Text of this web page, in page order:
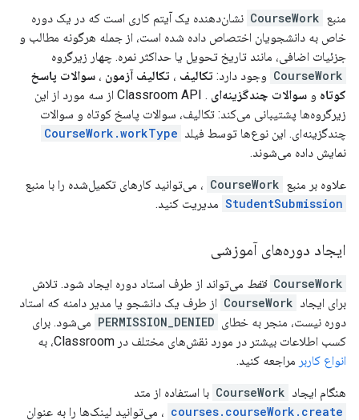
منبع CourseWork نشان‌دهنده یک آیتم کاری است که در یک دوره
خاص به دانشجویان اختصاص داده شده است، از جمله هرگونه مطالب و
جزئیات اضافی، مانند تاریخ تحویل یا حداکثر نمره. چهار زیرگروه
CourseWork وجود دارد: تکالیف ، تکالیف آزمون ، سوالات پاسخ
کوتاه و سوالات چندگزینه‌ای
. Classroom API از سه مورد از این
زیرگروه‌ها پشتیبانی می‌کند: تکالیف، سوالات پاسخ کوتاه و سوالات
چندگزینه‌ای. این نوع‌ها توسط فیلد CourseWork.workType
نمایش داده می‌شوند.
علاوه بر منبع CourseWork ، می‌توانید کارهای تکمیل‌شده را با منبع
StudentSubmission مدیریت کنید.
ایجاد دوره‌های آموزشی
CourseWork فقط می‌تواند از طرف استاد دوره ایجاد شود. تلاش
برای ایجاد CourseWork از طرف یک دانشجو یا مدیر دامنه که استاد
دوره نیست، منجر به خطای PERMISSION_DENIED می‌شود. برای
کسب اطلاعات بیشتر در مورد نقش‌های مختلف در Classroom، به
انواع کاربر مراجعه کنید.
هنگام ایجاد CourseWork با استفاده از متد
courses.courseWork.create ، می‌توانید لینک‌ها را به عنوان